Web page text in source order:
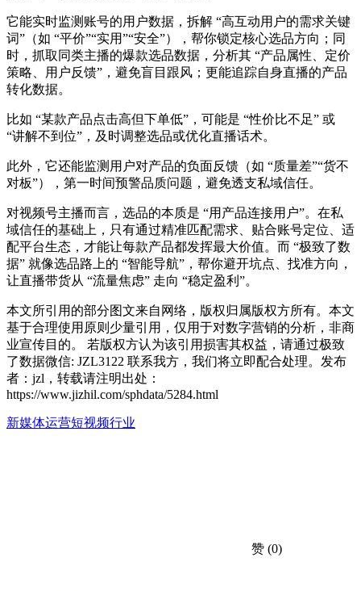
它能实时监测账号的用户数据，拆解 “高互动用户的需求关键
词”（如 “平价”“实用”“安全”），帮你锁定核心选品方向；同
时，抓取同类主播的爆款选品数据，分析其 “产品属性、定价
策略、用户反馈”，避免盲目跟风；更能追踪自身直播的产品
转化数据。
比如 “某款产品点击高但下单低”，可能是 “性价比不足” 或
“讲解不到位”，及时调整选品或优化直播话术。
此外，它还能监测用户对产品的负面反馈（如 “质量差”“货不
对板”），第一时间预警品质问题，避免透支私域信任。
对视频号主播而言，选品的本质是 “用产品连接用户”。在私
域信任的基础上，只有通过精准匹配需求、贴合账号定位、适
配平台生态，才能让每款产品都发挥最大价值。而 “极致了数
据” 就像选品路上的 “智能导航”，帮你避开坑点、找准方向，
让直播带货从 “流量焦虑” 走向 “稳定盈利”。
本文所引用的部分图文来自网络，版权归属版权方所有。本文
基于合理使用原则少量引用，仅用于对数字营销的分析，非商
业宣传目的。 若版权方认为该引用损害其权益，请通过极致
了数据微信: JZL3122 联系我方，我们将立即配合处理。发布
者：jzl，转载请注明出处：
https://www.jizhil.com/sphdata/5284.html
新媒体运营短视频行业
赞 (0)